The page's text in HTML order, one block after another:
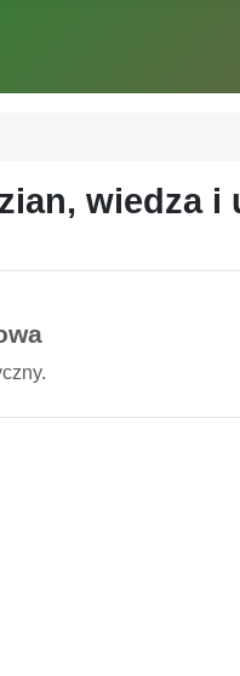
wiedza i